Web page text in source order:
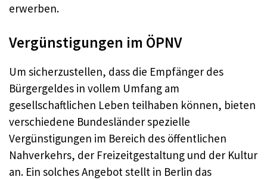
erwerben.
Vergünstigungen im ÖPNV
Um sicherzustellen, dass die Empfänger des
Bürgergeldes in vollem Umfang am
gesellschaftlichen Leben teilhaben können, bieten
verschiedene Bundesländer spezielle
Vergünstigungen im Bereich des öffentlichen
Nahverkehrs, der Freizeitgestaltung und der Kultur
an. Ein solches Angebot stellt in Berlin das